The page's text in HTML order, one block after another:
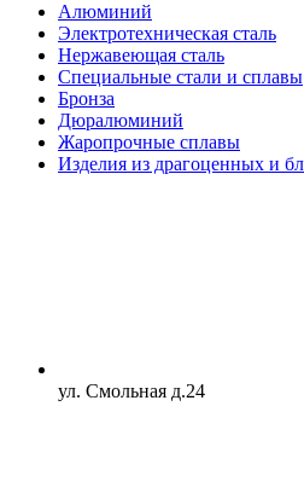
Алюминий
Электротехническая сталь
Нержавеющая сталь
Специальные стали и сплавы
Бронза
Дюралюминий
Жаропрочные сплавы
Изделия из драгоценных и
ул. Смольная д.24